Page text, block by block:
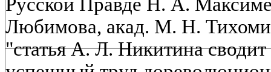
Любимова, акад. М. Н.
"статья А. Л. Никитина